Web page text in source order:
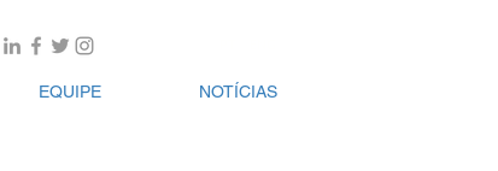
EQUIPE NOTÍCIAS